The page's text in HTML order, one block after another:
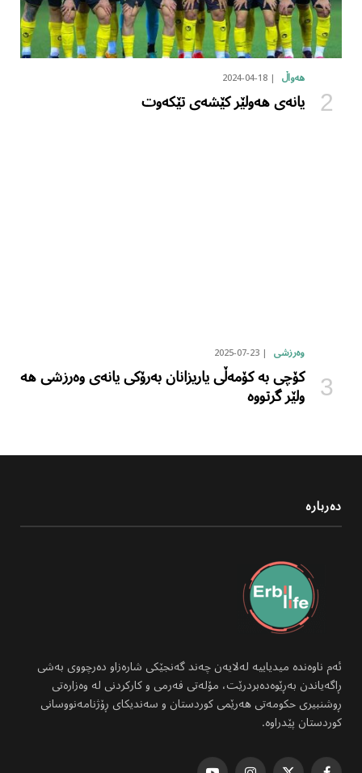
هەواڵ 2024-04-18
یانەی هەولێر کێشەی تێکەوت
وەرزشی 2025-07-23
کۆچی بە کۆمەڵی یاریزانان بەرۆکی یانەی وەرزشی هە
ولێر گرتووە
دەربارە
ئەم ناوەندە میدیاییە لەلایەن چەند گەنجێکی شارەزاو دەرچووی بەشی
ڕاگەیاندن بەڕێوەدەبردرێت، مۆلەتی فەرمی و کارکردنی لە وەزارەتی
ڕوشنبیری حکومەتی هەرێمی کوردستان و سەندیکای ڕۆژنامەنووسانی
کوردستان پێدراوە.